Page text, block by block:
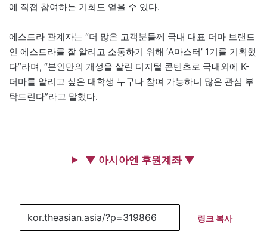
에 직접 참여하는 기회도 얻을 수 있다.
에스트라 관계자는 “더 많은 고객분들께 국내 대표 더마 브랜드
인 에스트라를 잘 알리고 소통하기 위해 ‘A마스터’ 1기를 기획했
다”라며, “본인만의 개성을 살린 디지털 콘텐츠로 국내외에 K-
더마를 알리고 싶은 대학생 누구나 참여 가능하니 많은 관심 부
탁드린다”라고 말했다.
▼ 아시아엔 후원계좌 ▼
링크 복사